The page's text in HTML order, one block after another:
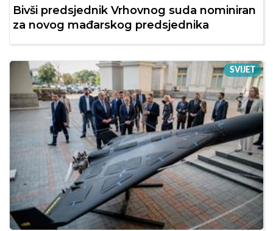
Bivši predsjednik Vrhovnog suda nominiran
za novog mađarskog predsjednika
SVIJET